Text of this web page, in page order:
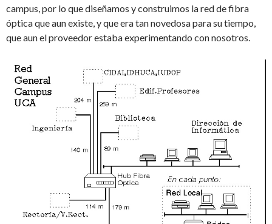
campus, por lo que diseñamos y construimos la red de fibra
óptica que aun existe, y que era tan novedosa para su tiempo,
que aun el proveedor estaba experimentando con nosotros.